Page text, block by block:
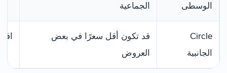
الوسطى
الجماعية
Circle
الجانبية
قد تكون أقل سعرًا في بعض
العروض